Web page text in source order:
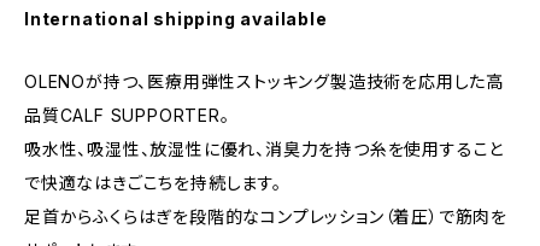
International shipping available
OLENOが持つ、医療用弾性ストッキング製造技術を応用した高
品質CALF SUPPORTER。
吸水性、吸湿性、放湿性に優れ、消臭力を持つ糸を使用すること
で快適なはきごこちを持続します。
足首からふくらはぎを段階的なコンプレッション（着圧）で筋肉を